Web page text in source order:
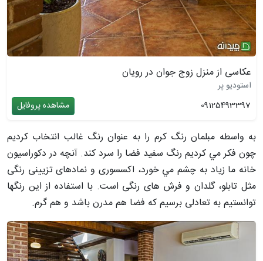
عکاسی از منزل زوج جوان در رویان
استودیو پر
09125493397
مشاهده پروفایل
به واسطه مبلمان رنگ كرم را به عنوان رنگ غالب انتخاب كرديم
چون فكر مي كرديم رنگ سفيد فضا را سرد کند. آنچه در دکوراسیون
خانه ما زياد به چشم مي خورد، اكسسوری و نمادهای تزيينی رنگی
مثل تابلو، گلدان و فرش های رنگی است. با استفاده از این رنگها
توانستيم به تعادلی برسيم كه فضا هم مدرن باشد و هم گرم.